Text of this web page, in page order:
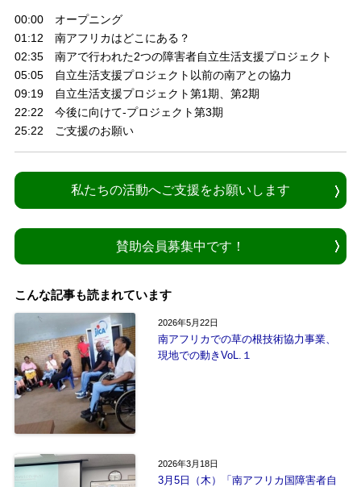
00:00 オープニング
01:12 南アフリカはどこにある？
02:35 南アで行われた2つの障害者自立生活支援プロジェクト
05:05 自立生活支援プロジェクト以前の南アとの協力
09:19 自立生活支援プロジェクト第1期、第2期
22:22 今後に向けて-プロジェクト第3期
25:22 ご支援のお願い
私たちの活動へご支援をお願いします
賛助会員募集中です！
こんな記事も読まれています
2026年5月22日
南アフリカでの草の根技術協力事業、
現地での動きVoL.１
2026年3月18日
3月5日（木）「南アフリカ国障害者自